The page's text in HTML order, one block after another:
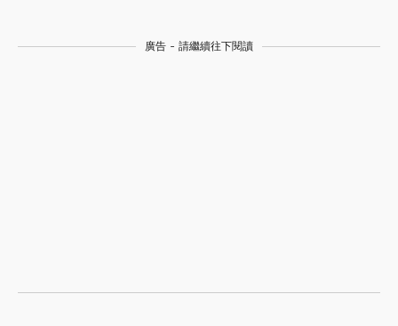
廣告 - 請繼續往下閱讀